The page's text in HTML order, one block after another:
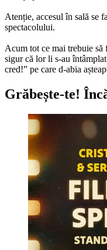
Atenție, accesul în sală se
spectacolului.
Acum tot ce mai trebuie să
sigur că lor li s-au
cred!” pe care d-abia
Grăbește-te!